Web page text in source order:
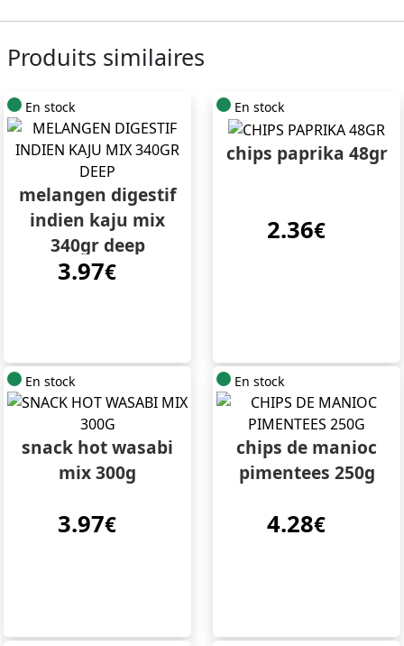
Produits similaires
En stock
melangen digestif
indien kaju mix
340gr deep
3.97€
En stock
chips paprika 48gr
2.36€
En stock
snack hot wasabi
mix 300g
3.97€
En stock
chips de manioc
pimentees 250g
4.28€